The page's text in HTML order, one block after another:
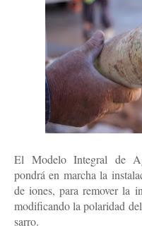
El Modelo Integral de
pondrá en marcha la
de iones, para remover la
modificando la polaridad
sarro.